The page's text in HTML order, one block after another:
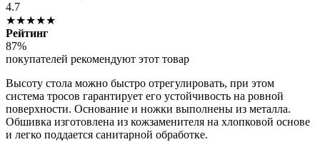
4.7
★★★★★
Рейтинг
87%
покупателей рекомендуют этот товар
Высоту стола можно быстро отрегулировать, при этом
система тросов гарантирует его устойчивость на ровной
поверхности. Основание и ножки выполнены из металла.
Обшивка изготовлена из кожзаменителя на хлопковой основе
и легко поддается санитарной обработке.